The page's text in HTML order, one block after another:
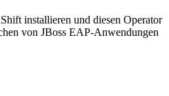
installieren und diesen Operator
von JBoss EAP-Anwendungen